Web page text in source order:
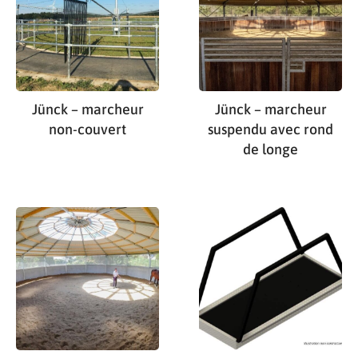
Jünck – marcheur
non-couvert
Jünck – marcheur
suspendu avec rond
de longe